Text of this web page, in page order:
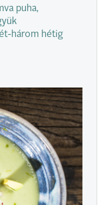
puha,
három hétig